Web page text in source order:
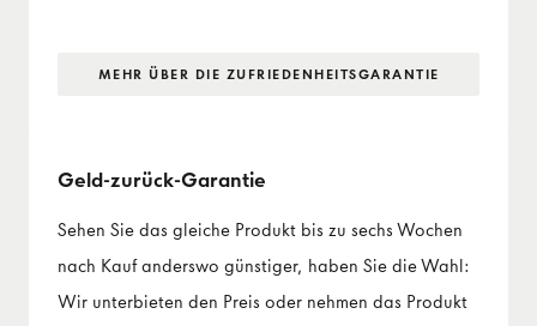
MEHR ÜBER DIE ZUFRIEDENHEITS­GARANTIE
Geld-zurück-Garantie
Sehen Sie das gleiche Produkt bis zu sechs Wochen
nach Kauf anderswo günstiger, haben Sie die Wahl:
Wir unterbieten den Preis oder nehmen das Produkt